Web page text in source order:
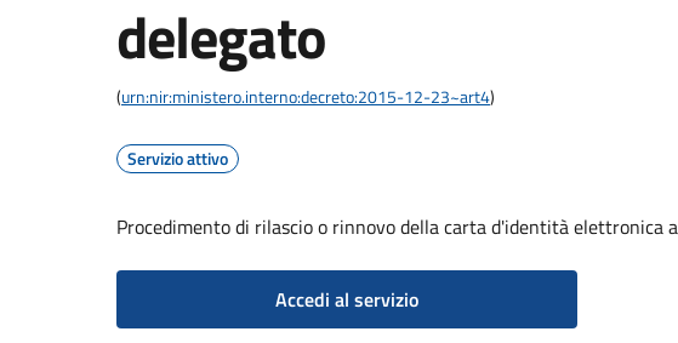
delegato
(urn:nir:ministero.interno:decreto:2015-12-23~art4)
Servizio attivo
Procedimento di rilascio o rinnovo della carta d'identità elettronica
Accedi al servizio